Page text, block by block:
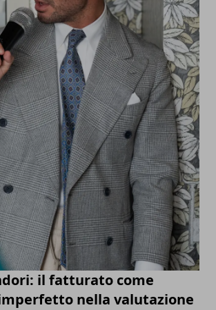
il fatturato come
nella valutazione